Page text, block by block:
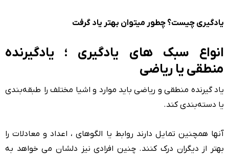
یادگیری چیست؟ چطور میتوان بهتر یاد گرفت
انواع سبک های یادگیری ؛ یادگیرنده
منطقی یا ریاضی
یاد گیرنده منطقی و ریاضی باید موارد و اشیا مختلف را طبقه‌بندی
یا دسته‌بندی کند.
آنها همچنین تمایل دارند روابط یا الگوهای ، اعداد و معادلات را
بهتر از دیگران درک کنند. چنین افرادی نیز دلشان می خواهد به